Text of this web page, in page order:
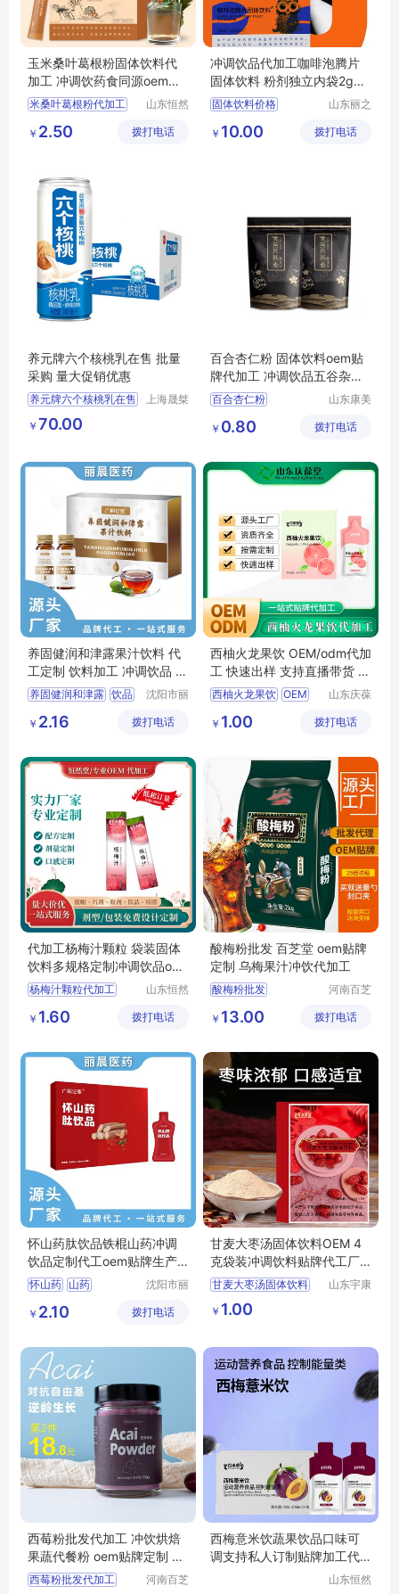
玉米桑叶葛根粉固体饮料代
加工 冲调饮药食同源oem贴
牌定制可拿样
米桑叶葛根粉代加工
固体饮料冲调饮代加工
山东恒然
技有限公
￥ 2.50 拨打电话
冲调饮品代加工咖啡泡腾片
固体饮料 粉剂独立内袋2g定
制OEM贴牌
固体饮料价格
粉剂代加工
山东丽之
技有限公
￥ 10.00 拨打电话
养元牌六个核桃乳在售 批量
采购 量大促销优惠
养元牌六个核桃乳在售
批量采购
量大促销优惠
上海晟桀
￥ 70.00
百合杏仁粉 固体饮料oem贴
牌代加工 冲调饮品五谷杂粮
糊独立包装
百合杏仁粉
五谷杂粮冲调饮品
饱腹代餐粉
山东康美
公司
￥ 0.80 拨打电话
养固健润和津露果汁饮料 代
工定制 饮料加工 冲调饮品 贴
牌oem 生产厂
养固健润和津露 饮品
沈阳市丽
药科技有
￥ 2.16 拨打电话
西柚火龙果饮 OEM/odm代加
工 快速出样 支持直播带货 免
费设计
西柚火龙果饮 OEM
支持直播带货
山东庆葆
业有限公
￥ 1.00 拨打电话
代加工杨梅汁颗粒 袋装固体
饮料多规格定制冲调饮品oe
m贴牌源头厂
杨梅汁颗粒代加工
冲调饮品定制
饮品源头工厂
山东恒然
技有限公
￥ 1.60 拨打电话
酸梅粉批发 百芝堂 oem贴牌
定制 乌梅果汁冲饮代加工
酸梅粉批发
河南百芝
团有限公
￥ 13.00 拨打电话
怀山药肽饮品铁棍山药冲调
饮品定制代工oem贴牌生产
厂家
怀山药 山药
山药肽
沈阳市丽
药科技有
￥ 2.10 拨打电话
甘麦大枣汤固体饮料OEM 4
克袋装冲调饮料贴牌代工厂
外贸出口
甘麦大枣汤固体饮料
冲调饮料贴牌代工厂
山东宇康
￥ 1.00
西莓粉批发代加工 冲饮烘焙
果蔬代餐粉 oem贴牌定制 百
芝堂
西莓粉批发代加工
河南百芝
西梅意米饮蔬果饮品口味可
调支持私人订制贴牌加工代
山东恒然